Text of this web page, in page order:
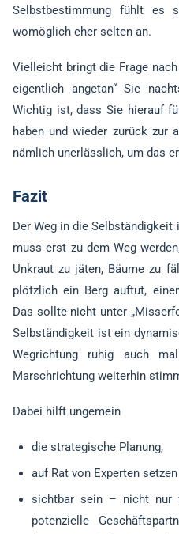
Selbstbestimmung fühlt es
womöglich eher selten an.
Vielleicht bringt die Frage
eigentlich angetan“ Sie
Wichtig ist, dass Sie hierauf
haben und wieder zurück zur
nämlich unerlässlich, um das
Fazit
Der Weg in die
muss erst zu dem Weg
Unkraut zu jäten, Bäume zu
plötzlich ein Berg auftut,
Das sollte nicht unter
Selbständigkeit ist ein
Wegrichtung ruhig auch
Marschrichtung weiterhin
Dabei hilft ungemein
die strategische Planung,
auf Rat von Experten setzen
sichtbar sein – nicht nur
potenzielle